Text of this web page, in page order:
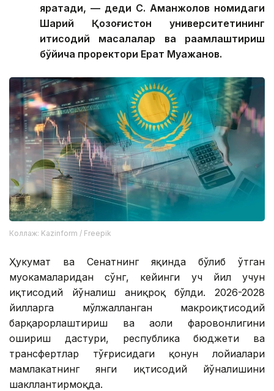
яратади, — деди С. Аманжолов номидаги
Шарқий Қозоғистон университетининг
иқтисодий масалалар ва рақамлаштириш
бўйича проректори Ерқат Муқажанов.
Коллаж: Kazinform / Freepik
Ҳукумат ва Сенатнинг яқинда бўлиб ўтган
муҳокамаларидан сўнг, кейинги уч йил учун
иқтисодий йўналиш аниқроқ бўлди. 2026-2028
йилларга мўлжалланган макроиқтисодий
барқарорлаштириш ва аҳоли фаровонлигини
ошириш дастури, республика бюджети ва
трансфертлар тўғрисидаги қонун лойиҳалари
мамлакатнинг янги иқтисодий йўналишини
шакллантирмоқда.